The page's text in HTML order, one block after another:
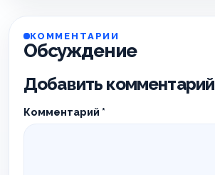
КОММЕНТАРИИ
Обсуждение
Добавить комментарий
Комментарий *